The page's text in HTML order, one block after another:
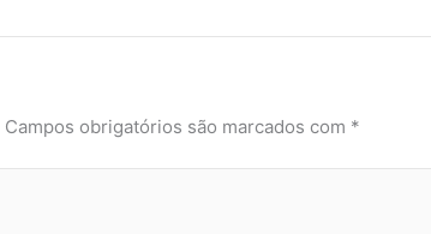
Campos obrigatórios são marcados com *